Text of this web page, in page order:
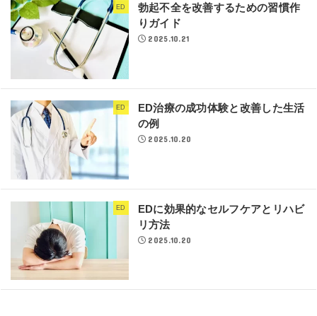
ED
勃起不全を改善するための習慣作
りガイド
2025.10.21
ED
ED治療の成功体験と改善した生活
の例
2025.10.20
ED
EDに効果的なセルフケアとリハビ
リ方法
2025.10.20